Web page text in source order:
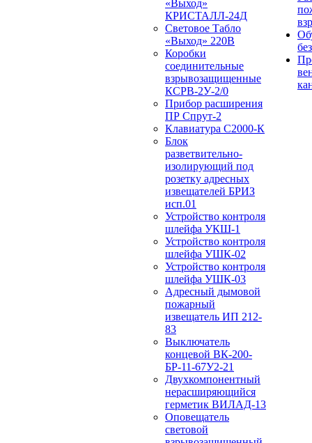
«Выход»
КРИСТАЛЛ-24Д
Световое Табло
«Выход» 220В
Коробки
соединительные
взрывозащищенные
КСРВ-2У-2/0
Прибор расширения
ПР Спрут-2
Клавиатура С2000-К
Блок
разветвительно-
изолирующий под
розетку адресных
извещателей БРИЗ
исп.01
Устройство контроля
шлейфа УКШ-1
Устройство контроля
шлейфа УШК-02
Устройство контроля
шлейфа УШК-03
Адресный дымовой
пожарный
извещатель ИП 212-
83
Выключатель
концевой ВК-200-
БР-11-67У2-21
Двухкомпонентный
нерасширяющийся
герметик ВИЛАД-13
Оповещатель
световой